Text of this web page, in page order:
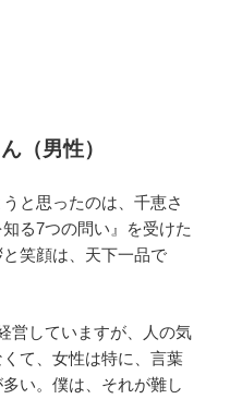
（男性）
と思ったのは、千恵さ
る7つの問い』を受けた
笑顔は、天下一品で
営していますが、人の気
て、女性は特に、言葉
い。僕は、それが難し